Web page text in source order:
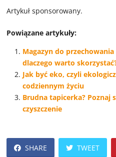
Artykuł sponsorowany.
Powiązane artykuły:
Magazyn do
dlaczego warto
Jak być eko, czyli
codziennym życiu
Brudna tapicerka? Poznaj
czyszczenie
SHARE TWEET